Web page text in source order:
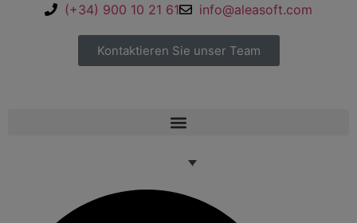
(+34) 900 10 21 61 info@aleasoft.com
Kontaktieren Sie unser Team